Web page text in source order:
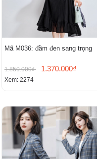
Mã M036: đầm đen sang trọng
1.850.000₫ 1.370.000₫
Xem: 2274